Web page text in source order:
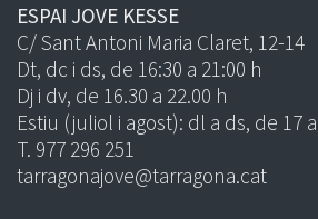
ESPAI JOVE KESSE
C/ Sant Antoni Maria Claret, 12-14
Dt, dc i ds, de 16:30 a 21:00 h
Dj i dv, de 16.30 a 22.00 h
Estiu (juliol i agost): dl a ds, de 17
T. 977 296 251
tarragonajove@tarragona.cat